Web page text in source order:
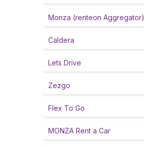
Monza (renteon Aggregator)
Caldera
Lets Drive
Zezgo
Flex To Go
MONZA Rent a Car